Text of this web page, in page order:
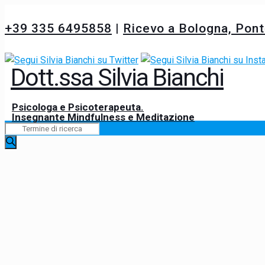
+39 335 6495858 | Ricevo a Bologna,
Dott.ssa Silvia Bianchi
Psicologa e Psicoterapeuta.
Insegnante Mindfulness e Meditazione
Eventi
Cerca